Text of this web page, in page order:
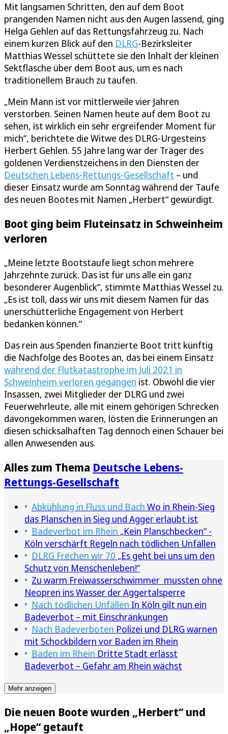
Mit langsamen Schritten, den auf dem Boot
prangenden Namen nicht aus den Augen lassend, ging
Helga Gehlen auf das Rettungsfahrzeug zu. Nach
einem kurzen Blick auf den DLRG-Bezirksleiter
Matthias Wessel schüttete sie den Inhalt der kleinen
Sektflasche über dem Boot aus, um es nach
traditionellem Brauch zu taufen.
„Mein Mann ist vor mittlerweile vier Jahren
verstorben. Seinen Namen heute auf dem Boot zu
sehen, ist wirklich ein sehr ergreifender Moment für
mich“, berichtete die Witwe des DLRG-Urgesteins
Herbert Gehlen. 55 Jahre lang war der Träger des
goldenen Verdienstzeichens in den Diensten der
Deutschen Lebens-Rettungs-Gesellschaft – und
dieser Einsatz wurde am Sonntag während der Taufe
des neuen Bootes mit Namen „Herbert“ gewürdigt.
Boot ging beim Fluteinsatz in Schweinheim
verloren
„Meine letzte Bootstaufe liegt schon mehrere
Jahrzehnte zurück. Das ist für uns alle ein ganz
besonderer Augenblick“, stimmte Matthias Wessel zu.
„Es ist toll, dass wir uns mit diesem Namen für das
unerschütterliche Engagement von Herbert
bedanken können.“
Das rein aus Spenden finanzierte Boot tritt künftig
die Nachfolge des Bootes an, das bei einem Einsatz
während der Flutkatastrophe im Juli 2021 in
Schweinheim verloren gegangen ist. Obwohl die vier
Insassen, zwei Mitglieder der DLRG und zwei
Feuerwehrleute, alle mit einem gehörigen Schrecken
davongekommen waren, lösten die Erinnerungen an
diesen schicksalhaften Tag dennoch einen Schauer bei
allen Anwesenden aus.
Alles zum Thema Deutsche Lebens-
Rettungs-Gesellschaft
Abkühlung in Fluss und Bach Wo in Rhein-Sieg
das Planschen in Sieg und Agger erlaubt ist
Badeverbot im Rhein „Kein Planschbecken“ -
Köln verschärft Regeln nach tödlichen Unfällen
DLRG Frechen wir 70 „Es geht bei uns um den
Schutz von Menschenleben!“
Zu warm Freiwasserschwimmer mussten ohne
Neopren ins Wasser der Aggertalsperre
Nach tödlichen Unfällen In Köln gilt nun ein
Badeverbot – mit Einschränkungen
Nach Badeverboten Polizei und DLRG warnen
mit Schockbildern vor Baden im Rhein
Baden im Rhein Dritte Stadt erlässt
Badeverbot – Gefahr am Rhein wächst
Mehr anzeigen
Die neuen Boote wurden „Herbert“ und
„Hope“ getauft